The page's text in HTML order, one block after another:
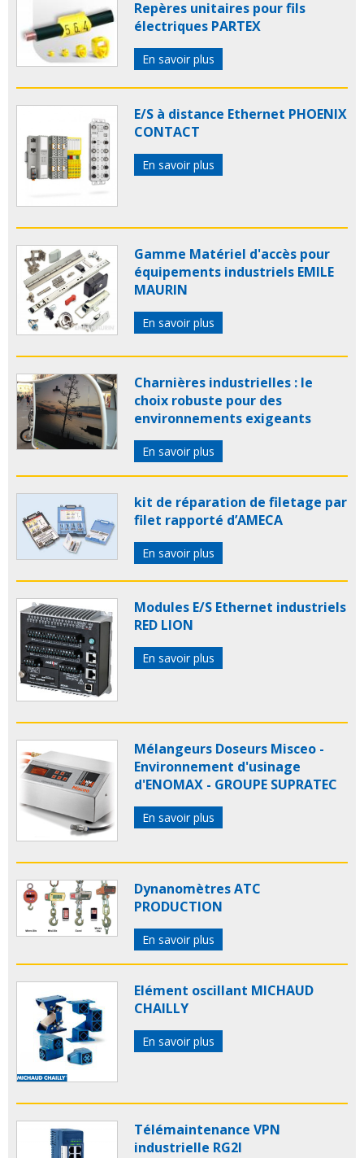
Repères unitaires pour fils
électriques PARTEX
En savoir plus
E/S à distance Ethernet PHOENIX
CONTACT
En savoir plus
Gamme Matériel d'accès pour
équipements industriels EMILE
MAURIN
En savoir plus
Charnières industrielles : le
choix robuste pour des
environnements exigeants
En savoir plus
kit de réparation de filetage par
filet rapporté d’AMECA
En savoir plus
Modules E/S Ethernet industriels
RED LION
En savoir plus
Mélangeurs Doseurs Misceo -
Environnement d'usinage
d'ENOMAX - GROUPE SUPRATEC
En savoir plus
Dynanomètres ATC
PRODUCTION
En savoir plus
Elément oscillant MICHAUD
CHAILLY
En savoir plus
Télémaintenance VPN
industrielle RG2I